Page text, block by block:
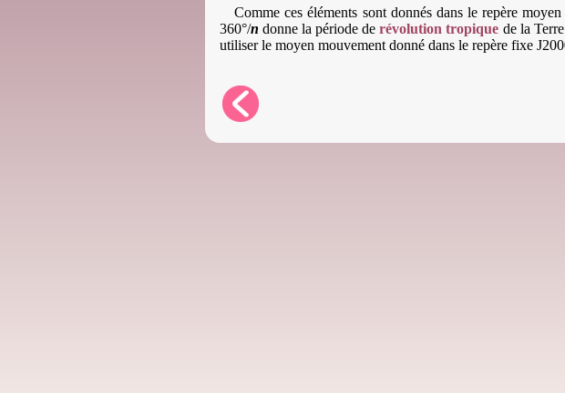
Comme ces éléments sont donnés dans le repère
360°/n donne la période derévolution tropique de la
utiliser le moyen mouvement donné dans le repère fixe